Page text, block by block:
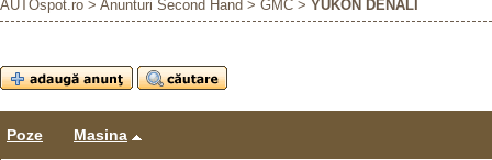
AUTOspot.ro > Anunturi Second Hand > GMC > YUKON DENALI
Poze Masina